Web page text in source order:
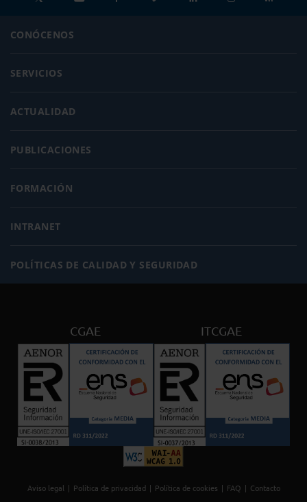
CONÓCENOS
SERVICIOS
ACTUALIDAD
PUBLICACIONES
FORMACIÓN
INTRANET
POLÍTICAS DE CALIDAD Y SEGURIDAD
CGAE ITCGAE
Aviso legal Política de privacidad Política de cookies FAQ Contacto